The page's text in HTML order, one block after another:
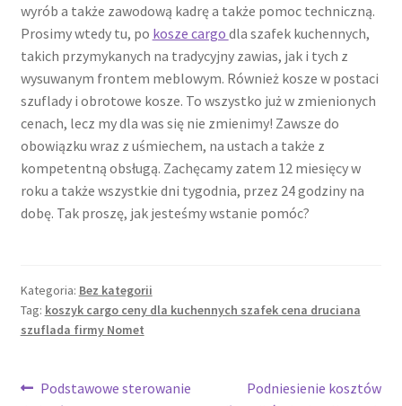
wyrób a także zawodową kadrę a także pomoc techniczną.
Prosimy wtedy tu, po kosze cargo dla szafek kuchennych,
takich przymykanych na tradycyjny zawias, jak i tych z
wysuwanym frontem meblowym. Również kosze w postaci
szuflady i obrotowe kosze. To wszystko już w zmienionych
cenach, lecz my dla was się nie zmienimy! Zawsze do
obowiązku wraz z uśmiechem, na ustach a także z
kompetentną obsługą. Zachęcamy zatem 12 miesięcy w
roku a także wszystkie dni tygodnia, przez 24 godziny na
dobę. Tak proszę, jak jesteśmy wstanie pomóc?
Kategoria: Bez kategorii
Tag: koszyk cargo ceny dla kuchennych szafek cena druciana
szuflada firmy Nomet
Nawigacja
Poprzedni
Podstawowe sterowanie
Następny
Podniesienie kosztów